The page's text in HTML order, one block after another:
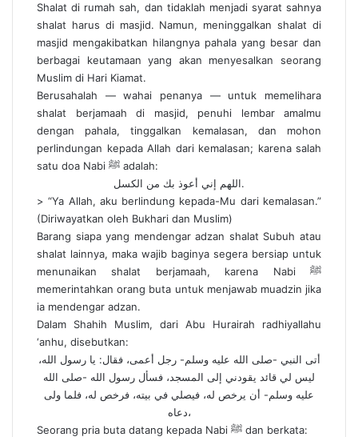
Shalat di rumah sah, dan tidaklah menjadi syarat sahnya
shalat harus di masjid. Namun, meninggalkan shalat di
masjid mengakibatkan hilangnya pahala yang besar dan
berbagai keutamaan yang akan menyesalkan seorang
Muslim di Hari Kiamat.
Berusahalah — wahai penanya — untuk memelihara
shalat berjamaah di masjid, penuhi lembar amalmu
dengan pahala, tinggalkan kemalasan, dan mohon
perlindungan kepada Allah dari kemalasan; karena salah
satu doa Nabi ﷺ adalah:
اللهم إني أعوذ بك من الكسل.
> “Ya Allah, aku berlindung kepada-Mu dari kemalasan.”
(Diriwayatkan oleh Bukhari dan Muslim)
Barang siapa yang mendengar adzan shalat Subuh atau
shalat lainnya, maka wajib baginya segera bersiap untuk
menunaikan shalat berjamaah, karena Nabi ﷺ
memerintahkan orang buta untuk menjawab muadzin jika
ia mendengar adzan.
Dalam Shahih Muslim, dari Abu Hurairah radhiyallahu
‘anhu, disebutkan:
أتى النبي -صلى الله عليه وسلم- رجل أعمى، فقال: يا رسول الله،
ليس لي قائد يقودني إلى المسجد، فسأل رسول الله -صلى الله
عليه وسلم- أن يرخص له، فيصلي في بيته، فرخص له، فلما ولى
دعاه،
Seorang pria buta datang kepada Nabi ﷺ dan berkata: